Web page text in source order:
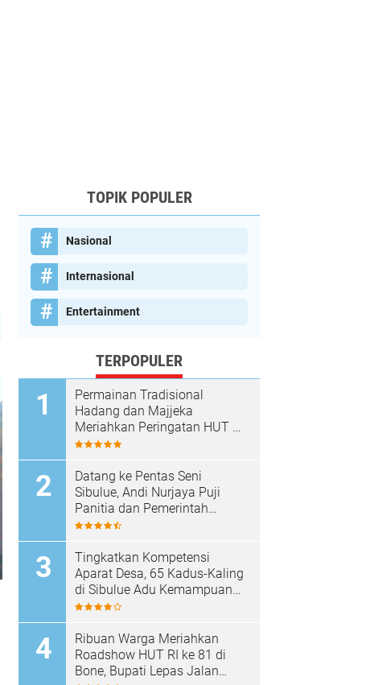
TOPIK POPULER
Nasional
Internasional
Entertainment
TERPOPULER
Permainan Tradisional
Hadang dan Majjeka
Meriahkan Peringatan HUT RI
di Sibulue
Datang ke Pentas Seni
Sibulue, Andi Nurjaya Puji
Panitia dan Pemerintah
Kecamatan
Tingkatkan Kompetensi
Aparat Desa, 65 Kadus-Kaling
di Sibulue Adu Kemampuan
Berpidato
Ribuan Warga Meriahkan
Roadshow HUT RI ke 81 di
Bone, Bupati Lepas Jalan